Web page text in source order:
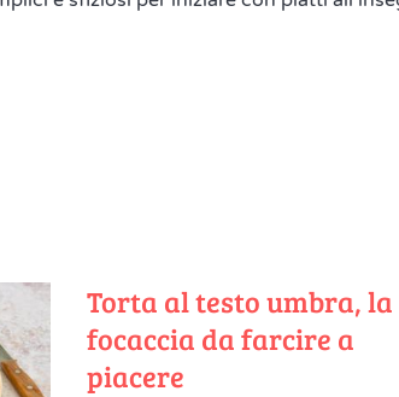
Torta al testo umbra, la
focaccia da farcire a
piacere